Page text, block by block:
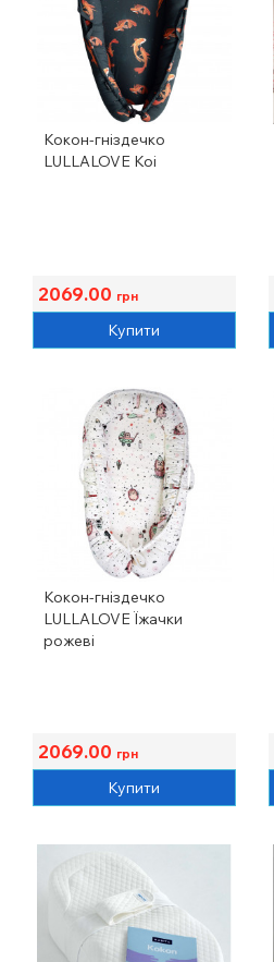
Кокон-гніздечко
LULLALOVE Koi
2069.00 грн
Купити
Кокон-гніздечко
LULLALOVE Їжачки
рожеві
2069.00 грн
Купити